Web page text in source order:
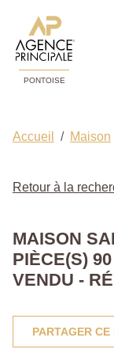
PONTOISE
Accueil Maison
Retour à la
MAISON
PIÈCE(S)
VENDU -
PARTAGER CE